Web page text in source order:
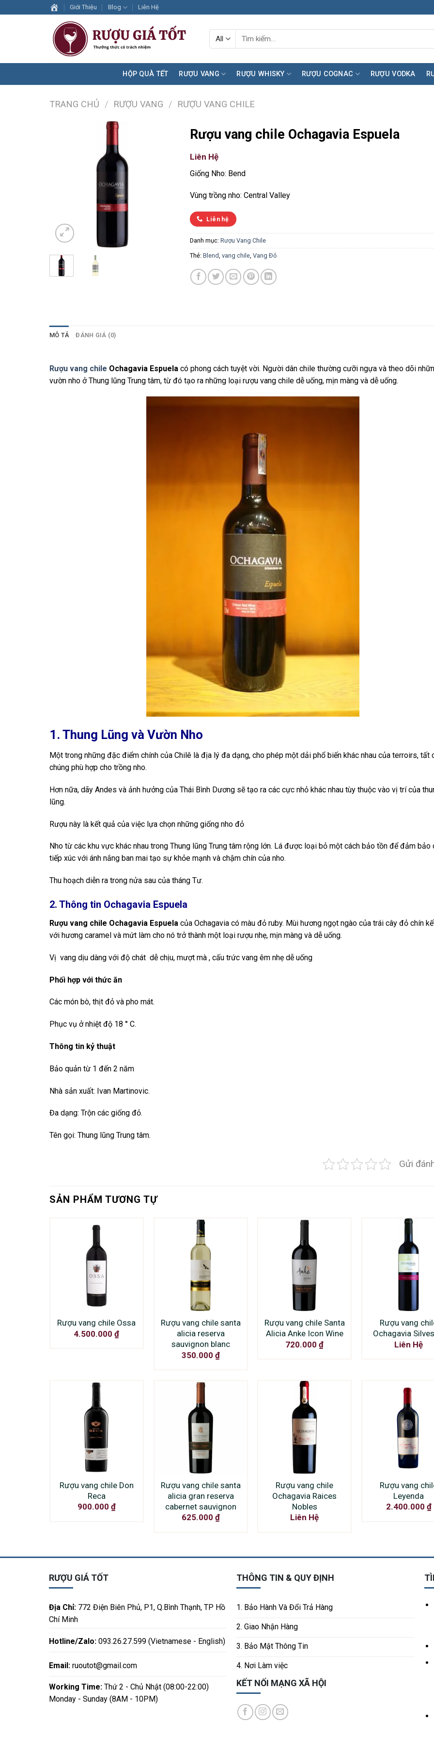
to
Giới Thiệu Blog Liên Hệ
Tìm
HỘP QUÀ TẾT RƯỢU VANG RƯỢU WHISKY RƯỢU COGNAC RƯỢU VODKA
TRANG CHỦ / RƯỢU VANG / RƯỢU VANG CHILE
Rượu vang chile Ochagavia Espuela
Liên Hệ
Giống Nho: Bend
Vùng trồng nho: Central Valley
Liên hệ
Danh mục: Rượu Vang Chile
Thẻ: Blend vang chile, Vang Đỏ
MÔ TẢ ĐÁNH GIÁ (0)
Rượu vang chile Ochagavia Espuela có phong cách tuyệt vời. Người dân chile thường cưỡi ngựa và theo dõi
vườn nho ở Thung lũng Trung tâm, từ đó tạo ra những loại rượu vang chile dễ uống, mịn màng và dễ uống.
1. Thung Lũng và Vườn Nho
Một trong những đặc điểm chính của Chilê là địa lý đa dạng, cho phép một dải phổ biến khác nhau của terroirs, tất
chúng phù hợp cho trồng nho.
Hơn nữa, dãy Andes và ảnh hưởng của Thái Bình Dương sẽ tạo ra các cực nhỏ khác nhau tùy thuộc vào vị trí của
lũng.
Rượu này là kết quả của việc lựa chọn những giống nho đỏ
Nho từ các khu vực khác nhau trong Thung lũng Trung tâm rộng lớn. Lá được loại bỏ một cách bảo tồn để đảm bảo
tiếp xúc với ánh nắng ban mai tạo sự khỏe mạnh và chậm chín của nho.
Thu hoạch diễn ra trong nửa sau của tháng Tư.
2. Thông tin Ochagavia Espuela
Rượu vang chile Ochagavia Espuela của Ochagavia có màu đỏ ruby. Mùi hương ngọt ngào của trái cây đỏ chín
với hương caramel và mứt làm cho nó trở thành một loại rượu nhẹ, mịn màng và dễ uống.
Vị vang dịu dàng với độ chát dễ chịu, mượt mà , cấu trức vang êm nhẹ dễ uống
Phối hợp với thức ăn
Các món bò, thịt đỏ và pho mát.
Phục vụ ở nhiệt độ 18 ° C.
Thông tin kỷ thuật
Bảo quản từ 1 đến 2 năm
Nhà sản xuất: Ivan Martinovic.
Đa dạng: Trộn các giống đỏ.
Tên gọi: Thung lũng Trung tâm.
Gửi
SẢN PHẨM TƯƠNG TỰ
Rượu vang chile Ossa
4.500.000₫
Rượu vang chile santa
alicia reserva
sauvignon blanc
350.000 ₫
Rượu vang chile Santa
Alicia Anke Icon Wine
720.000₫
Rượu vang
Ochagavia
Liên Hệ
Rượu vang chile Don
Reca
900.000 ₫
Rượu vang chile santa
alicia gran reserva
cabernet sauvignon
625.000 ₫
Rượu vang chile
Ochagavia Raices
Nobles
Liên Hệ
Rượu vang
Leyenda
2.400.000 ₫
RƯỢU GIÁ TỐT
Địa Chỉ:772 Điện Biên Phủ, P1, Q.Bình Thạnh, TP Hồ
Chí Minh
Hotline/Zalo:093.26.27.599 (Vietnamese - English)
Email: ruoutot@gmail.com
Working Time:Thứ 2 - Chủ Nhật (08:00-22:00)
Monday - Sunday (8AM - 10PM)
THÔNG TIN & QUY ĐỊNH
1. Bảo Hành Và Đổi Trả Hàng
2. Giao Nhận Hàng
3. Bảo Mật Thông Tin
4. Nơi Làm việc
KẾT NỐI MẠNG XÃ HỘI